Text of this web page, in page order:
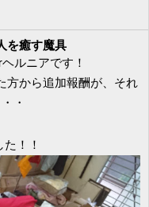
を癒す魔具
ルニアです！
方から追加報酬が、それ
・
た！！